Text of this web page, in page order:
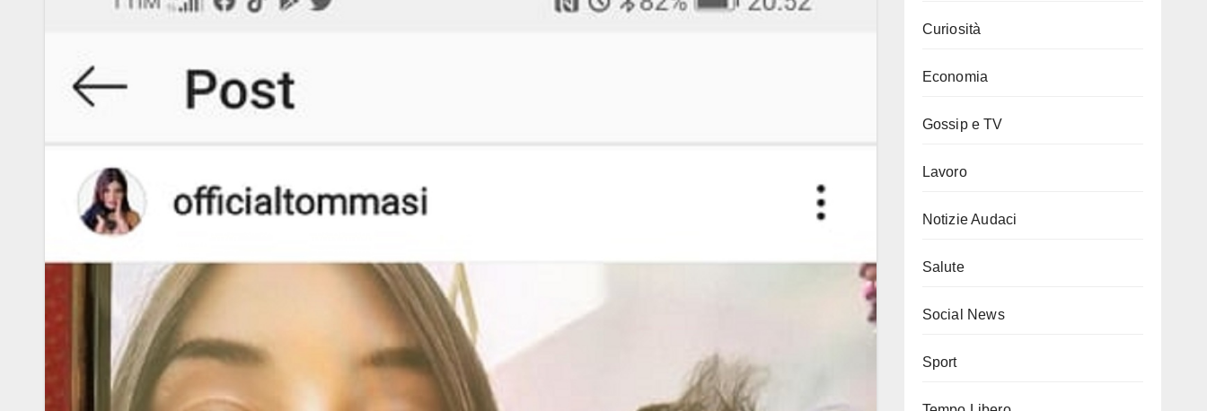
Curiosità
Economia
Gossip e TV
Lavoro
Notizie Audaci
Salute
Social News
Sport